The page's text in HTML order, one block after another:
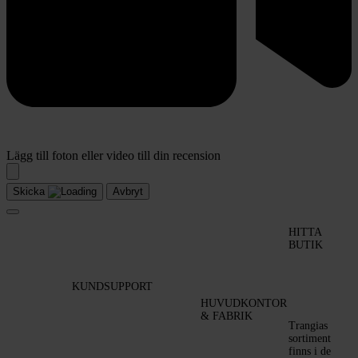
Lägg till foton eller video till din recension
Skicka Avbryt
KUNDSUPPORT
HUVUDKONTOR
& FABRIK
HITTA
BUTIK
Trangias
sortiment
finns i de